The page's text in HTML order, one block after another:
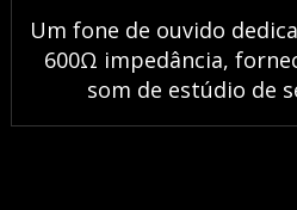
Um fone de ouvido
600Ω impedância,
som de estúdio de